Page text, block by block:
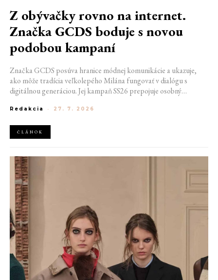
Z obývačky rovno na internet.
Značka GCDS boduje s novou
podobou kampaní
Značka GCDS posúva hranice módnej komunikácie a ukazuje,
ako môže tradícia veľkolepého Milána fungovať v dialógu s
digitálnou generáciou. Jej kampaň SS26 prepojuje osobný
spôsob, akým dnes módu vnímame a zdieľame. Zároveň
trendy a vytvárať autentické spojenie medzi módou, digitálnym
prostredím a každodenným životom mladej generácie.
Redakcia - 27. 7. 2026
ČLÁNOK